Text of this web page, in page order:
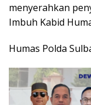
menyerahkan
Imbuh Kabid
Humas Polda